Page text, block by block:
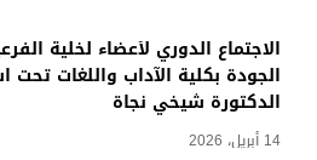
الاجتماع الدوري لأعضاء لخلية
الجودة بكلية الآداب واللغات تحت
الدكتورة شيخي نجاة
14 أبريل، 2026